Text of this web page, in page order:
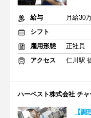
給与
月給30
シフト
雇用形態
正社員
アクセス
仁川駅
ハーベスト株式会社 チ
【